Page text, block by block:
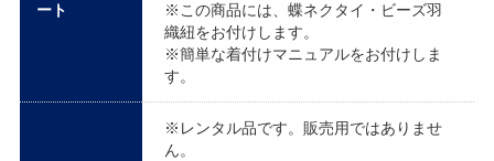
ート
※この商品には、蝶ネクタイ・ビーズ羽
織紐をお付けします。
※簡単な着付けマニュアルをお付けしま
す。
※レンタル品です。販売用ではありませ
ん。